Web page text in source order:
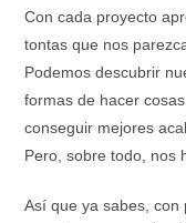
Con cada proyecto
tontas que nos
Podemos descubrir
formas de hacer
conseguir mejores
Pero, sobre todo, nos
Así que ya sabes, con